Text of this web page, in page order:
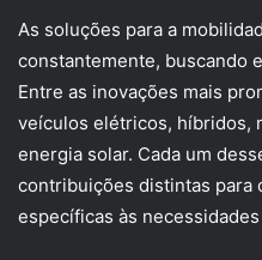
As soluções para a
constantemente, buscando
Entre as inovações mais
veículos elétricos, híbridos,
energia solar. Cada um
contribuições distintas para
específicas às